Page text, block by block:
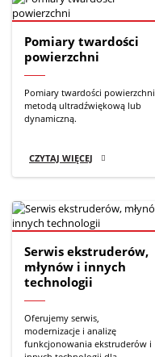
Pomiary twardości
powierzchni
Pomiary twardości powierzchni
metodą ultradźwiękową lub
dynamiczną.
CZYTAJ WIĘCEJ
Serwis ekstruderów,
młynów i innych
technologii
Oferujemy serwis,
modernizacje i analizę
funkcjonowania ekstruderów i